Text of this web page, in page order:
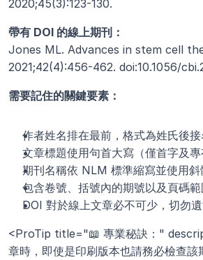
2020;45(3):123-130.
帶有 DOI 的線上期刊：
Jones ML. Advances in stem cell
2021;42(4):456-462. doi:10.1056/
需要記住的關鍵要素：
作者姓名排在最前，格式為姓氏後
文章標題使用句首大寫（僅首字及專
期刊名稱依 NLM 標準縮寫並使用斜
包含卷號、括號內的期號以及頁碼範
DOI 對於線上文章必不可少，切勿
<ProTip title="📖 專業秘訣："
章時，即使是印刷版本也請務必檢查